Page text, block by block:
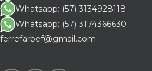
Whatsapp: (57) 3134928118
Whatsapp: (57) 3174366630
ferrefarbef@gmail.com